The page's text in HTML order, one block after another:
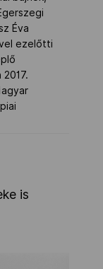
Éva
ezelőtti
is